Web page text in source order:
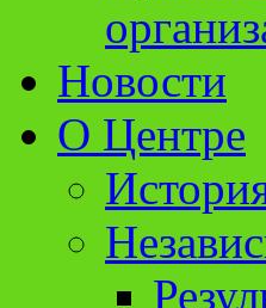
Новости
О Центре